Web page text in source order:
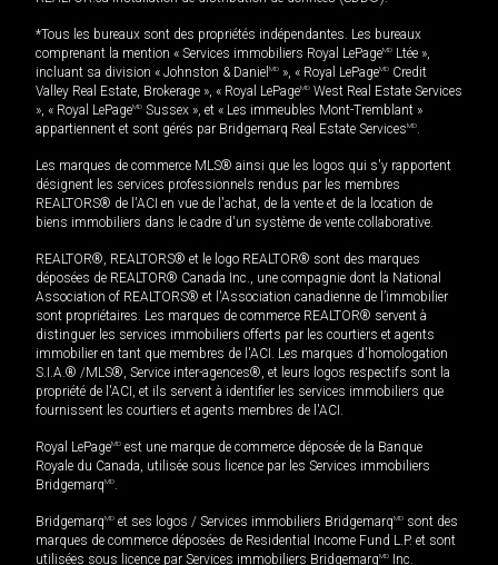
*Tous les bureaux sont des propriétés indépendantes. Les bureaux
comprenant la mention « Services immobiliers Royal LePageMD Ltée »,
incluant sa division « Johnston & Daniel MD », « Royal LePageMD Credit
Valley Real Estate, Brokerage », « Royal LePageMD West Real Estate Services
», « Royal LePageMD Sussex », et « Les immeubles Mont-Tremblant »
appartiennent et sont gérés par Bridgemarq Real Estate ServicesMD.
Les marques de commerce MLS® ainsi que les logos qui s'y rapportent
désignent les services professionnels rendus par les membres
REALTORS® de l'ACI en vue de l'achat, de la vente et de la location de
biens immobiliers dans le cadre d'un système de vente collaborative.
REALTOR®, REALTORS® et le logo REALTOR® sont des marques
déposées de REALTOR® Canada Inc., une compagnie dont la National
Association of REALTORS® et l'Association canadienne de l’immobilier
sont propriétaires. Les marques de commerce REALTOR® servent à
distinguer les services immobiliers offerts par les courtiers et agents
immobilier en tant que membres de l'ACI. Les marques d'homologation
S.I.A.® /MLS®, Service inter-agences®, et leurs logos respectifs sont la
propriété de l'ACI, et ils servent à identifier les services immobiliers que
fournissent les courtiers et agents membres de l'ACI.
Royal LePageMD est une marque de commerce déposée de la Banque
Royale du Canada, utilisée sous licence par les Services immobiliers
BridgemarqMD.
BridgemarqMD et ses logos / Services immobiliers BridgemarqMD sont des
marques de commerce déposées de Residential Income Fund L.P. et sont
utilisées sous licence par Services immobiliers BridgemarqMD Inc.